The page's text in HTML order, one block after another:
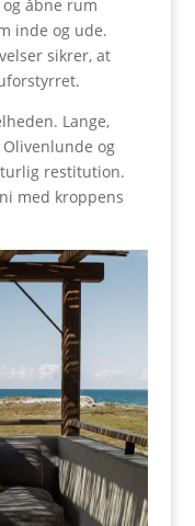
åbne rum
inde og ude.
sikrer, at
Lange,
og
restitution.
med kroppens